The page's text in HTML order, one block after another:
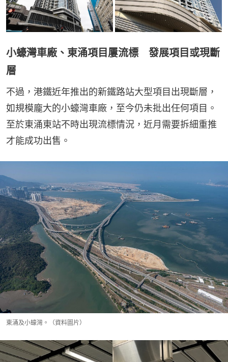
小蠔灣車廠、東涌項目屢流標 發展項目或現斷
層
不過，港鐵近年推出的新鐵路站大型項目出現斷層，
如規模龐大的小蠔灣車廠，至今仍未批出任何項目。
至於東涌東站不時出現流標情況，近月需要拆細重推
才能成功出售。
東涌及小蠔灣。（資料圖片）